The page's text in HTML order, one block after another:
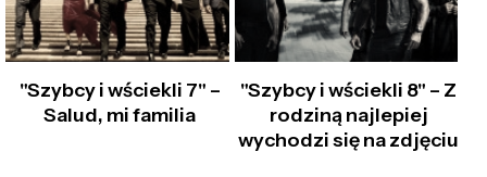
"Szybcy i wściekli 7" –
Salud, mi familia
"Szybcy i wściekli 8" – Z
rodziną najlepiej
wychodzi się na zdjęciu